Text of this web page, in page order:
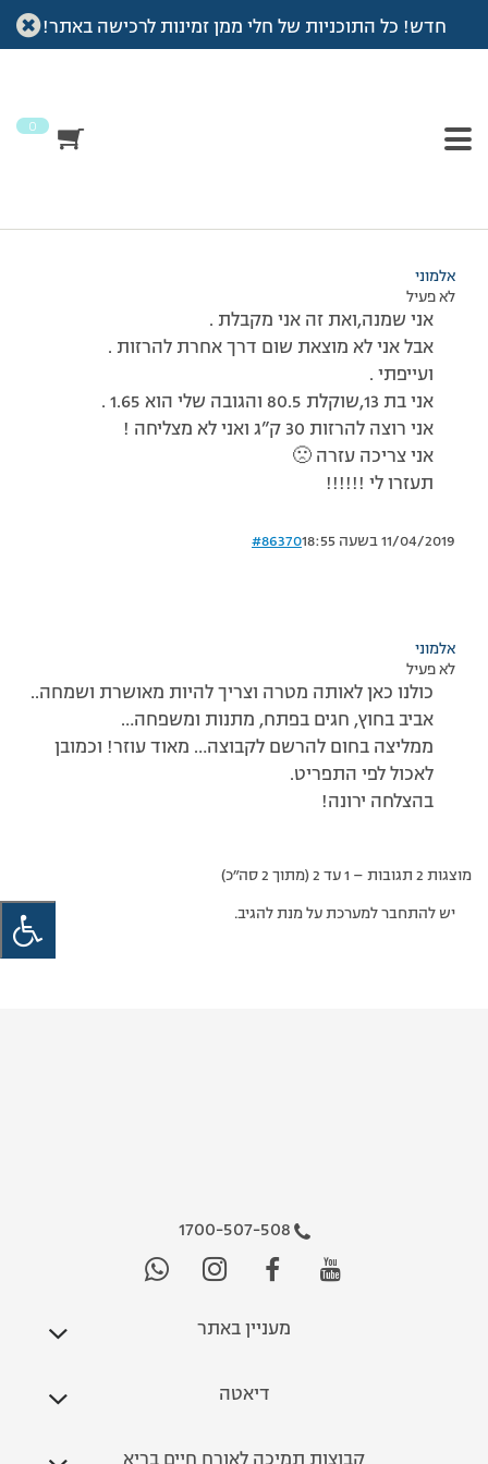
חדש! כל התוכניות של חלי ממן זמינות לרכישה באתר!
0
עמוד הבית >דיונים>פורום >שמננה :(
מוצגות 2 תגובות – 1 עד 2 (מתוך 2 סה״כ)
אלמוני
לא פעיל
אני שמנה,ואת זה אני מקבלת .
אבל אני לא מוצאת שום דרך אחרת להרזות .
ועייפתי .
אני בת 13,שוקלת 80.5 והגובה שלי הוא 1.65 .
אני רוצה להרזות 30 ק”ג ואני לא מצליחה !
אני צריכה עזרה 🙁
תעזרו לי !!!!!!
11/04/2019 בשעה 18:55 #86370
אלמוני
לא פעיל
כולנו כאן לאותה מטרה וצריך להיות מאושרת ושמחה..
אביב בחוץ, חגים בפתח, מתנות ומשפחה…
ממליצה בחום להרשם לקבוצה… מאוד עוזר! וכמובן
לאכול לפי התפריט.
בהצלחה ירונה!
מוצגות 2 תגובות – 1 עד 2 (מתוך 2 סה״כ)
יש להתחבר למערכת על מנת להגיב.
1700-507-508
מעניין באתר
דיאטה